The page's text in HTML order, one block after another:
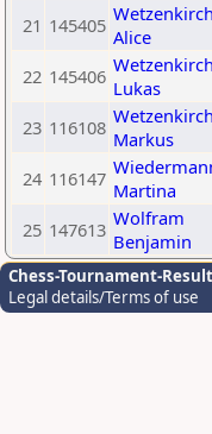
21 145405 Alice
22 145406 Lukas
23 116108 Markus
24 116147 Martina
25 147613 Wolfram
Benjamin
Chess-Tournament-
Legal details/Terms of use